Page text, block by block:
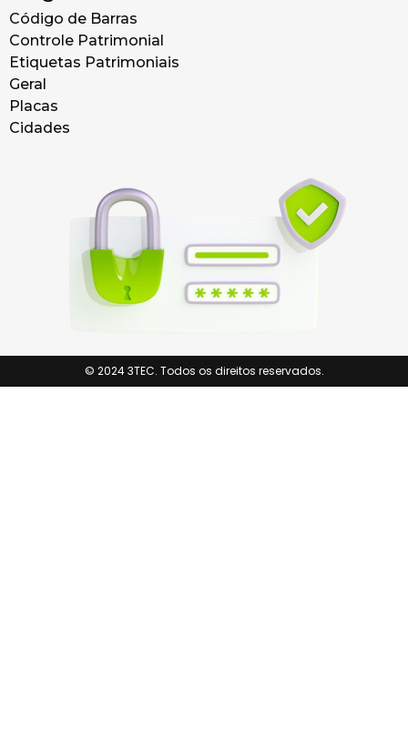
Código de Barras
Controle Patrimonial
Etiquetas Patrimoniais
Geral
Placas
Cidades
© 2024 3TEC. Todos os direitos reservados.